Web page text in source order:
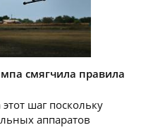
смягчила правила
шаг поскольку
аппаратов